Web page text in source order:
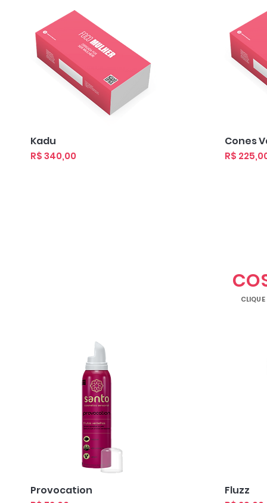
Visualização rápida
Kadu
Preço
R$ 340,00
Cones
Preço
R$
Visualização rápida
Provocation Fluzz